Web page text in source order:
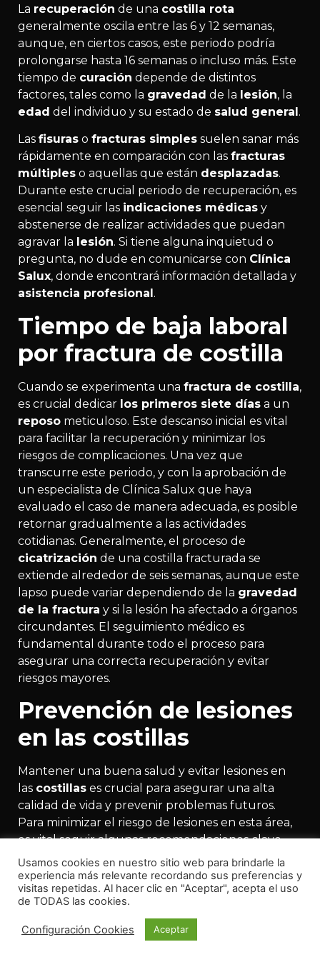
La recuperación de una costilla rota
generalmente oscila entre las 6 y 12 semanas,
aunque, en ciertos casos, este periodo podría
prolongarse hasta 16 semanas o incluso más. Este
tiempo de curación depende de distintos
factores, tales como la gravedad de la lesión, la
edad del individuo y su estado de salud general.
Las fisuras o fracturas simples suelen sanar más
rápidamente en comparación con las fracturas
múltiples o aquellas que están desplazadas.
Durante este crucial periodo de recuperación, es
esencial seguir las indicaciones médicas y
abstenerse de realizar actividades que puedan
agravar la lesión. Si tiene alguna inquietud o
pregunta, no dude en comunicarse con Clínica
Salux, donde encontrará información detallada y
asistencia profesional .
Tiempo de baja laboral
por fractura de costilla
Cuando se experimenta una fractura de costilla,
es crucial dedicar los primeros siete días a un
reposo meticuloso. Este descanso inicial es vital
para facilitar la recuperación y minimizar los
riesgos de complicaciones. Una vez que
transcurre este periodo, y con la aprobación de
un especialista de Clínica Salux que haya
evaluado el caso de manera adecuada, es posible
retornar gradualmente a las actividades
cotidianas. Generalmente, el proceso de
cicatrización de una costilla fracturada se
extiende alrededor de seis semanas, aunque este
lapso puede variar dependiendo de la gravedad
de la fractura y si la lesión ha afectado a órganos
circundantes. El seguimiento médico es
fundamental durante todo el proceso para
asegurar una correcta recuperación y evitar
riesgos mayores.
Prevención de lesiones
en las costillas
Mantener una buena salud y evitar lesiones en
las costillas es crucial para asegurar una alta
calidad de vida y prevenir problemas futuros.
Para minimizar el riesgo de lesiones en esta área,
es vital seguir algunas recomendaciones clave.
Protegerse adecuadamente durante los
deportes de contactopuede marcar una gran
diferencia, así como también prestar especial
atención al levantar objetos pesados para evitar
tensiones innecesarias.
Usamos cookies en nuestro sitio web para brindarle la
experiencia más relevante recordando sus preferencias y
visitas repetidas. Al hacer clic en "Aceptar", acepta el uso
de TODAS las cookies.
Configuración Cookies Aceptar